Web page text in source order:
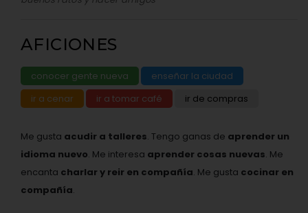
AFICIONES
conocer gente nueva
enseñar la ciudad
ir a cenar
ir a tomar café ir de compras
Me gusta acudir a talleres. Tengo ganas de aprender un
idioma nuevo. Me interesa aprender cosas nuevas. Me
encanta charlar y reir en compañía. Me gusta cocinar en
compañía.